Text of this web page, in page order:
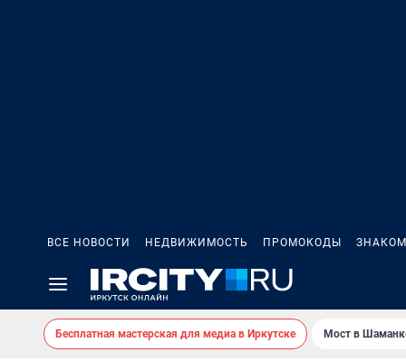
ВСЕ НОВОСТИ НЕДВИЖИМОСТЬ ПРОМОКОДЫ
Бесплатная мастерская для медиа в Иркутске Мост в